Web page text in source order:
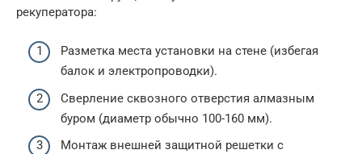
рекуператора:
Разметка места установки на стене (избегая
балок и электропроводки).
Сверление сквозного отверстия алмазным
буром (диаметр обычно 100-160 мм).
Монтаж внешней защитной решетки с